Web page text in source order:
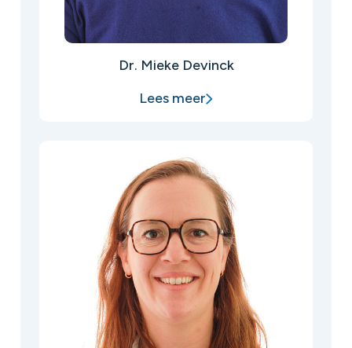
Dr. Mieke Devinck
Lees meer